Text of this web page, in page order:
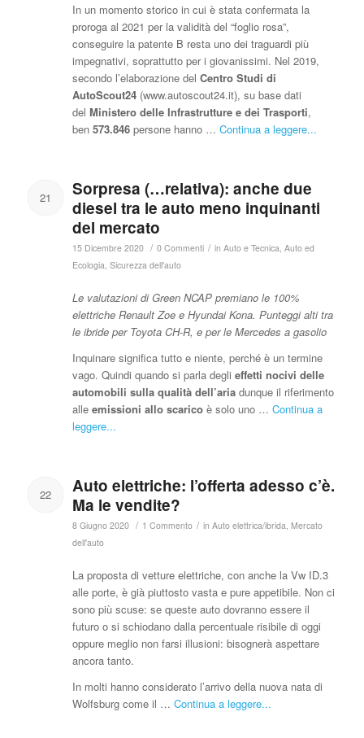
In un momento storico in cui è stata confermata la
proroga al 2021 per la validità del “foglio rosa”,
conseguire la patente B resta uno dei traguardi più
impegnativi, soprattutto per i giovanissimi. Nel 2019,
secondo l’elaborazione del Centro Studi di
AutoScout24(www.autoscout24.it), su base dati
del Ministero delle Infrastrutture e dei Trasporti,
ben 573.846persone hanno … Continua a leggere...
21
Sorpresa (…relativa): anche due
diesel tra le auto meno inquinanti
del mercato
15 Dicembre 2020 / 0 Commenti / in Auto e Tecnica Auto ed
Ecologia Sicurezza dell'auto
Le valutazioni di Green NCAP premiano le 100%
elettriche Renault Zoe e Hyundai Kona. Punteggi alti tra
le ibride per Toyota CH-R, e per le Mercedes a gasolio
Inquinare significa tutto e niente, perché è un termine
vago. Quindi quando si parla degli effetti nocivi delle
automobili sulla qualità dell’ariadunque il riferimento
alleemissioni allo scarico è solo uno … Continua a
leggere...
22
Auto elettriche: l’offerta adesso c’è.
Ma le vendite?
8 Giugno 2020 / 1 Commento / in Auto elettrica/ibrida Mercato
dell'auto
La proposta di vetture elettriche, con anche la Vw ID.3
alle porte, è già piuttosto vasta e pure appetibile. Non ci
sono più scuse: se queste auto dovranno essere il
futuro o si schiodano dalla percentuale risibile di oggi
oppure meglio non farsi illusioni: bisognerà aspettare
ancora tanto.
In molti hanno considerato l’arrivo della nuova nata di
Wolfsburg come il … Continua a leggere...